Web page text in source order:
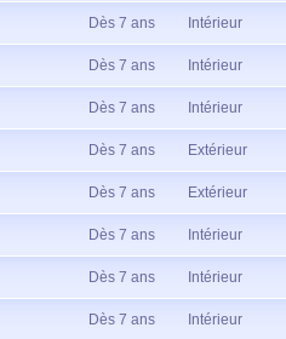
Dès 7 ans Intérieur
Dès 7 ans Intérieur
Dès 7 ans Intérieur
Dès 7 ans Extérieur
Dès 7 ans Extérieur
Dès 7 ans Intérieur
Dès 7 ans Intérieur
Dès 7 ans Intérieur